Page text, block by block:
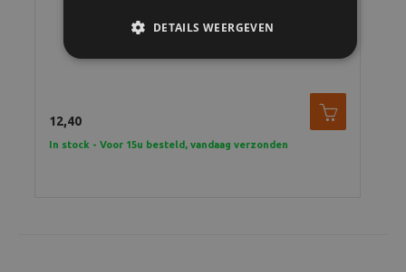
12,40
In stock - Voor 15u besteld, vandaag verzonden
DETAILS WEERGEVEN